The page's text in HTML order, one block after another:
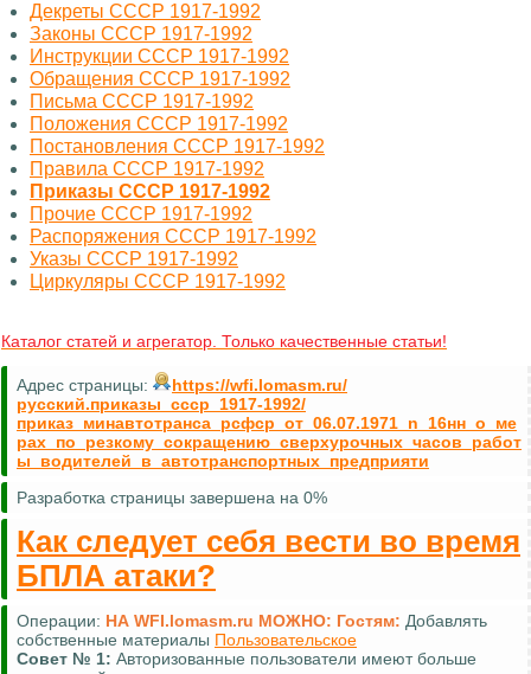
Декреты СССР 1917-1992
Законы СССР 1917-1992
Инструкции СССР 1917-1992
Обращения СССР 1917-1992
Письма СССР 1917-1992
Положения СССР 1917-1992
Постановления СССР 1917-1992
Правила СССР 1917-1992
Приказы СССР 1917-1992
Прочие СССР 1917-1992
Распоряжения СССР 1917-1992
Указы СССР 1917-1992
Циркуляры СССР 1917-1992
Каталог статей и агрегатор. Только качественные статьи!
Адрес страницы:
https://wfi.lomasm.ru/
русский.приказы_ссср_1917-1992/
приказ_минавтотранса_рсфср_от_06.07.1971_n_16нн_о_ме
рах_по_резкому_сокращению_сверхурочных_часов_работ
ы_водителей_в_автотранспортных_предприяти
Разработка страницы завершена на 0%
Как следует себя вести во время
БПЛА атаки?
Операции: НА WFI.lomasm.ru МОЖНО: Гостям: Добавлять
собственные материалы Пользовательское
Совет № 1: Авторизованные пользователи имеют больше